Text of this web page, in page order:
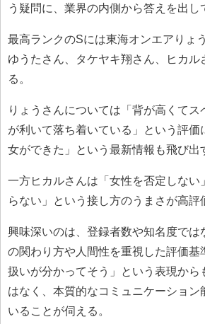
う疑問に、業界の内側から答えを出し
最高ランクのSには東海オンエアりょ
ゆうたさん、タケヤキ翔さん、ヒカル
る。
りょうさんについては「背が高くて
が利いて落ち着いている」という評価
女ができた」という最新情報も飛び出
一方ヒカルさんは「女性を否定しない
らない」という接し方のうまさが高評
興味深いのは、登録者数や知名度では
の関わり方や人間性を重視した評価基
扱いが分かってそう」という表現から
はなく、本質的なコミュニケーション
いることが伺える。